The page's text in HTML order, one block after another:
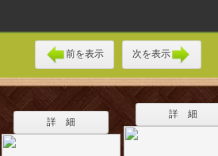
前を表示 次を表示
詳 細
詳 細